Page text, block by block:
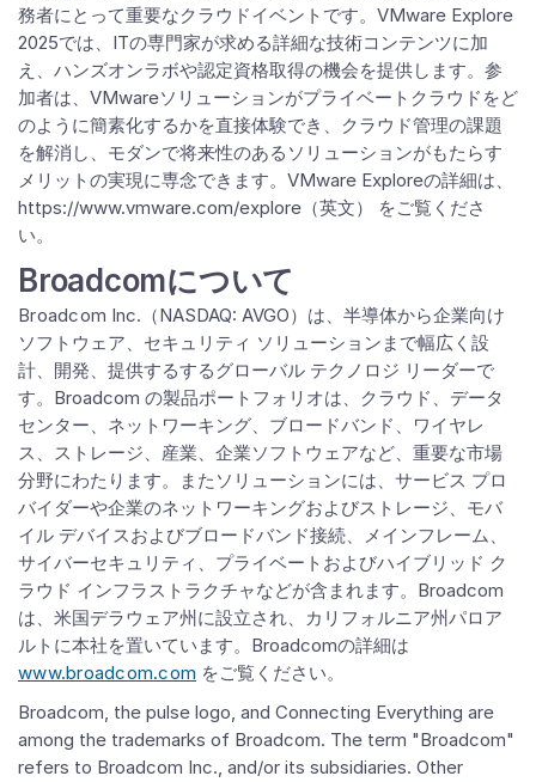
務者にとって重要なクラウドイベントです。VMware Explore
2025では、ITの専門家が求める詳細な技術コンテンツに加
え、ハンズオンラボや認定資格取得の機会を提供します。参
加者は、VMwareソリューションがプライベートクラウドをど
のように簡素化するかを直接体験でき、クラウド管理の課題
を解消し、モダンで将来性のあるソリューションがもたらす
メリットの実現に専念できます。VMware Exploreの詳細は、
https://www.vmware.com/explore（英文） をご覧くださ
い。
Broadcomについて
Broadcom Inc.（NASDAQ: AVGO）は、半導体から企業向け
ソフトウェア、セキュリティ ソリューションまで幅広く設
計、開発、提供するするグローバル テクノロジ リーダーで
す。Broadcom の製品ポートフォリオは、クラウド、データ
センター、ネットワーキング、ブロードバンド、ワイヤレ
ス、ストレージ、産業、企業ソフトウェアなど、重要な市場
分野にわたります。またソリューションには、サービス プロ
バイダーや企業のネットワーキングおよびストレージ、モバ
イル デバイスおよびブロードバンド接続、メインフレーム、
サイバーセキュリティ、プライベートおよびハイブリッド ク
ラウド インフラストラクチャなどが含まれます。Broadcom
は、米国デラウェア州に設立され、カリフォルニア州パロア
ルトに本社を置いています。Broadcomの詳細は
www.broadcom.com をご覧ください。
Broadcom, the pulse logo, and Connecting Everything are
among the trademarks of Broadcom. The term "Broadcom"
refers to Broadcom Inc., and/or its subsidiaries. Other